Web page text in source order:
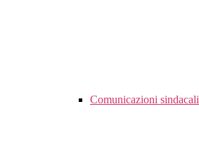
Comunicazioni sindacali